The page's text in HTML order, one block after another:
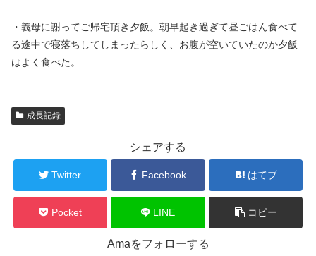
・義母に謝ってご帰宅頂き夕飯。朝早起き過ぎて昼ごはん食べて
る途中で寝落ちしてしまったらしく、お腹が空いていたのか夕飯
はよく食べた。
成長記録
シェアする
Twitter Facebook はてブ
Pocket LINE コピー
Amaをフォローする